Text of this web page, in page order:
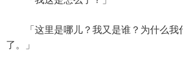
「这里是哪儿？我又是谁？为什么我
了。」